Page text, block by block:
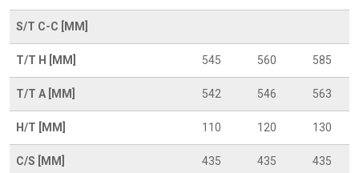
S/T C-C [MM]
T/T H [MM] 545 560 585
T/T A [MM] 542 546 563
H/T [MM] 110 120 130
C/S [MM] 435 435 435